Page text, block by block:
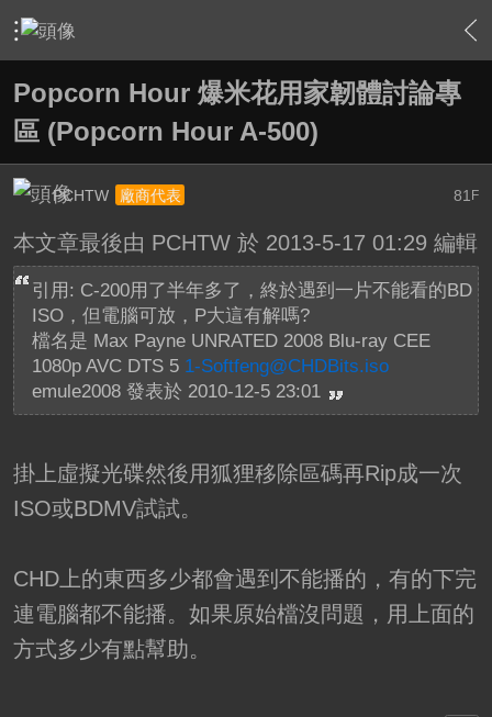
› 軟硬體相關技術 › 高畫質多媒體播放機與BD討論區 › 內
Popcorn Hour 爆米花用家韌體討論專
區 (Popcorn Hour A-500)
81 F
PCHTW 廠商代表
本文章最後由 PCHTW 於 2013-5-17 01:29 編輯
引用: C-200用了半年多了，終於遇到一片不能看的BD
ISO，但電腦可放，P大這有解嗎?
檔名是 Max Payne UNRATED 2008 Blu-ray CEE
1080p AVC DTS 5 1-Softfeng@CHDBits.iso
emule2008 發表於 2010-12-5 23:01
掛上虛擬光碟然後用狐狸移除區碼再Rip成一次
ISO或BDMV試試。
CHD上的東西多少都會遇到不能播的，有的下完
連電腦都不能播。如果原始檔沒問題，用上面的
方式多少有點幫助。